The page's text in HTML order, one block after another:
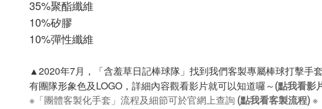
35%聚酯纖維
10%矽膠
10%彈性纖維
▲2020年7月，「含羞草日記棒球隊」找到我們客製專屬棒球打擊手
有團隊形象色及LOGO，詳細內容觀看影片就可以知道囉～(點我看影
※「團體客製化手套」流程及細節可於官網上查詢 (點我看客製流程) ※